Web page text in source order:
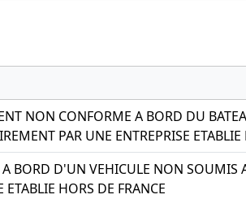
NON CONFORME A BORD DU
PAR UNE ENTREPRISE
BORD D'UN VEHICULE NON SOUMIS
HORS DE FRANCE